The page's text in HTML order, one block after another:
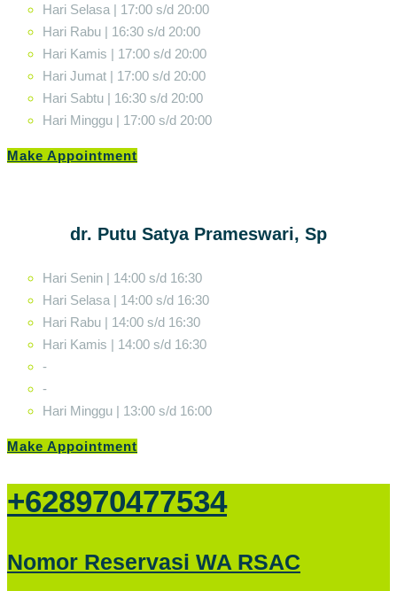
Hari Selasa | 17:00 s/d 20:00
Hari Rabu | 16:30 s/d 20:00
Hari Kamis | 17:00 s/d 20:00
Hari Jumat | 17:00 s/d 20:00
Hari Sabtu | 16:30 s/d 20:00
Hari Minggu | 17:00 s/d 20:00
Make Appointment
dr. Putu Satya Prameswari, Sp
Hari Senin | 14:00 s/d 16:30
Hari Selasa | 14:00 s/d 16:30
Hari Rabu | 14:00 s/d 16:30
Hari Kamis | 14:00 s/d 16:30
-
-
Hari Minggu | 13:00 s/d 16:00
Make Appointment
+628970477534
Nomor Reservasi WA RSAC